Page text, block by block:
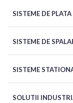
SISTEME DE PLATA
SISTEME DE
SISTEME
SOLUTII